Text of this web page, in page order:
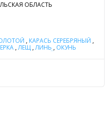
ОБЛАСТЬ
, КАРАСЬ СЕРЕБРЯНЫЙ ,
,ЛЕЩ ,ЛИНЬ , ОКУНЬ